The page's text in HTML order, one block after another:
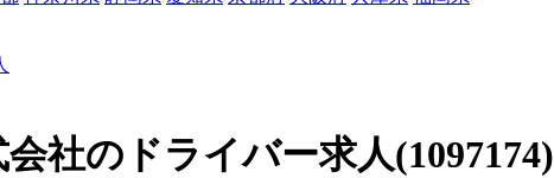
社のドライバー求人(1097174)